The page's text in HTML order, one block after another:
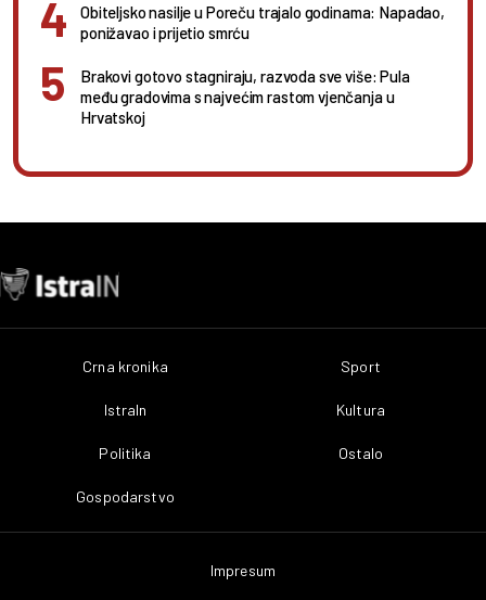
Obiteljsko nasilje u Poreču trajalo godinama: Napadao,
ponižavao i prijetio smrću
Brakovi gotovo stagniraju, razvoda sve više: Pula
među gradovima s najvećim rastom vjenčanja u
Hrvatskoj
Crna kronika
IstraIn
Politika
Gospodarstvo
Sport
Kultura
Ostalo
Impresum